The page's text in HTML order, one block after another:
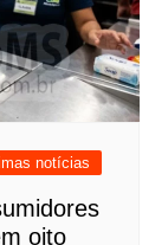
notícias
oito